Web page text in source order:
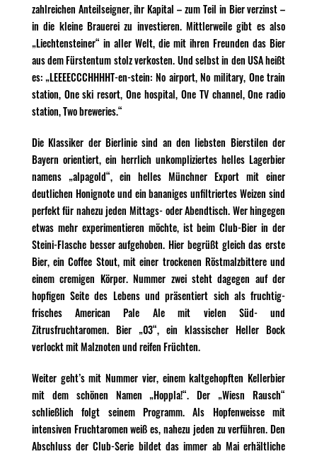
zahlreichen Anteilseigner, ihr Kapital – zum Teil in Bier verzinst –
in die kleine Brauerei zu investieren. Mittlerweile gibt es also
„Liechtensteiner“ in aller Welt, die mit ihren Freunden das Bier
aus dem Fürstentum stolz verkosten. Und selbst in den USA heißt
es: „LEEEECCCHHHHT-en-stein: No airport, No military, One train
station, One ski resort, One hospital, One TV channel, One radio
station, Two breweries.“
Die Klassiker der Bierlinie sind an den liebsten Bierstilen der
Bayern orientiert, ein herrlich unkompliziertes helles Lagerbier
namens „alpagold“, ein helles Münchner Export mit einer
deutlichen Honignote und ein bananiges unfiltriertes Weizen sind
perfekt für nahezu jeden Mittags- oder Abendtisch. Wer hingegen
etwas mehr experimentieren möchte, ist beim Club-Bier in der
Steini-Flasche besser aufgehoben. Hier begrüßt gleich das erste
Bier, ein Coffee Stout, mit einer trockenen Röstmalzbittere und
einem cremigen Körper. Nummer zwei steht dagegen auf der
hopfigen Seite des Lebens und präsentiert sich als fruchtig-
frisches American Pale Ale mit vielen Süd- und
Zitrusfruchtaromen. Bier „03“, ein klassischer Heller Bock
verlockt mit Malznoten und reifen Früchten.
Weiter geht’s mit Nummer vier, einem kaltgehopften Kellerbier
mit dem schönen Namen „Hoppla!“. Der „Wiesn Rausch“
schließlich folgt seinem Programm. Als Hopfenweisse mit
intensiven Fruchtaromen weiß es, nahezu jeden zu verführen. Den
Abschluss der Club-Serie bildet das immer ab Mai erhältliche